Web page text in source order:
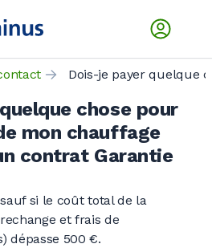
chose pour
mon chauffage
contrat Garantie
si le coût total de la
et frais de
dépasse 500 €.